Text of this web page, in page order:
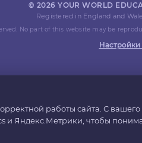
© 2026 YOUR WORLD
Registered in England and
No part of this website may be
работы сайта. С
и Яндекс.Метрики, чтобы